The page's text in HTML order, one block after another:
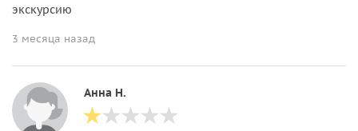
экскурсию
3 месяца назад
Анна Н.